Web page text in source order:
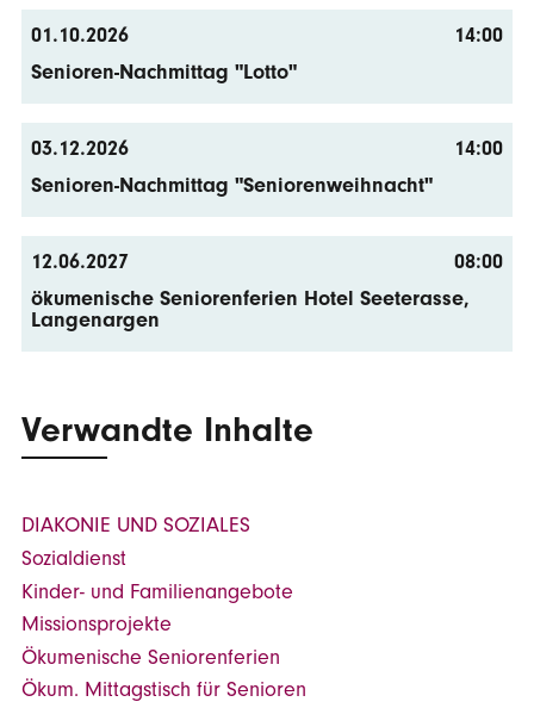
01.10.2026
14:00
Senioren-Nachmittag "Lotto"
03.12.2026
14:00
Senioren-Nachmittag "Seniorenweihnacht"
12.06.2027
08:00
ökumenische Seniorenferien Hotel Seeterasse,
Langenargen
Verwandte Inhalte
DIAKONIE UND SOZIALES
Sozialdienst
Kinder- und Familienangebote
Missionsprojekte
Ökumenische Seniorenferien
Ökum. Mittagstisch für Senioren